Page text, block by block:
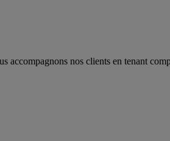
accompagnons nos clients en tenant